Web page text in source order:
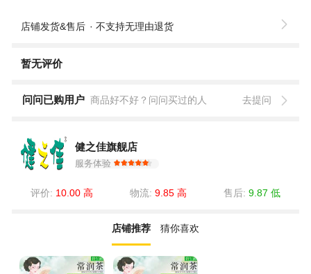
店铺发货&售后 不支持无理由退货
暂无评价
问问已购用户 商品好不好？问问买过的人 去提问
健之佳旗舰店
服务体验
评价: 10.00 高 物流: 9.85 高 售后:9.87 低
店铺推荐 猜你喜欢